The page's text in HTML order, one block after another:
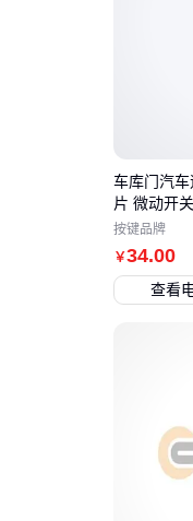
￥34.00
车库门汽
片 微动开
按键品牌
查看